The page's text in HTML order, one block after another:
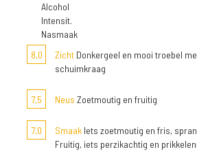
Alcohol
Intensit.
Nasmaak
8,0
Zicht Donkergeel en mooi troebel
schuimkraag
7,5 Neus Zoetmoutig en fruitig
7,0 Smaak Iets zoetmoutig en fris,
Fruitig, iets perzikachtig en